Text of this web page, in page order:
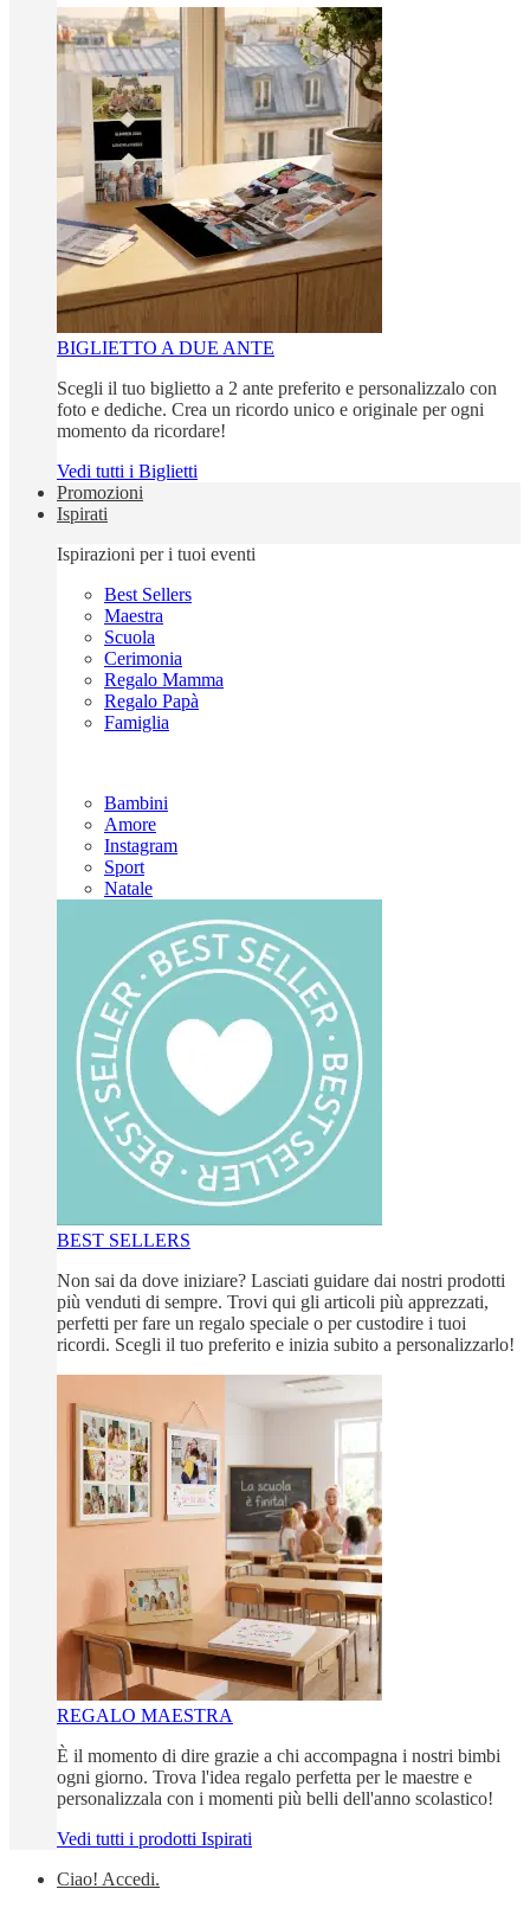
BIGLIETTO A DUE ANTE
Scegli il tuo biglietto a 2 ante preferito e personalizzalo con
foto e dediche. Crea un ricordo unico e originale per ogni
momento da ricordare!
Vedi tutti i Biglietti
Promozioni
Ispirati
Ispirazioni per i tuoi eventi
Best Sellers
Maestra
Scuola
Cerimonia
Regalo Mamma
Regalo Papà
Famiglia
Bambini
Amore
Instagram
Sport
Natale
BEST SELLERS
Non sai da dove iniziare? Lasciati guidare dai nostri prodotti
più venduti di sempre. Trovi qui gli articoli più apprezzati,
perfetti per fare un regalo speciale o per custodire i tuoi
ricordi. Scegli il tuo preferito e inizia subito a personalizzarlo!
REGALO MAESTRA
È il momento di dire grazie a chi accompagna i nostri bimbi
ogni giorno. Trova l'idea regalo perfetta per le maestre e
personalizzala con i momenti più belli dell'anno scolastico!
Vedi tutti i prodotti Ispirati
Ciao! Accedi.